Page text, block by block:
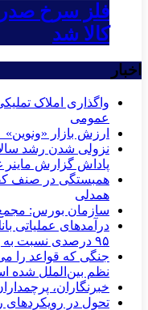
فلز سرخ
کالا شد
اخبار
واگذاری املاک
عمومی
ارزش بازار «ونوین» ۱۰۰ همت شد
نزولی شدن رشد
پاداش گزارش ماینر
همبستگی در صنف
همدلی
سازمان بورس: مجمع
۹۵ درصدی نسبت به پایان تیرماه ۱۴۰۴
جنگی که قواعد را
نظم بین‌الملل شده
خبرنگاران،
تحول در رویکردهای